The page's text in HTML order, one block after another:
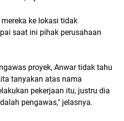
ke lokasi tidak
saat ini pihak perusahaan
proyek, Anwar tidak tahu
tanyakan atas nama
pekerjaan itu, justru dia
pengawas," jelasnya.